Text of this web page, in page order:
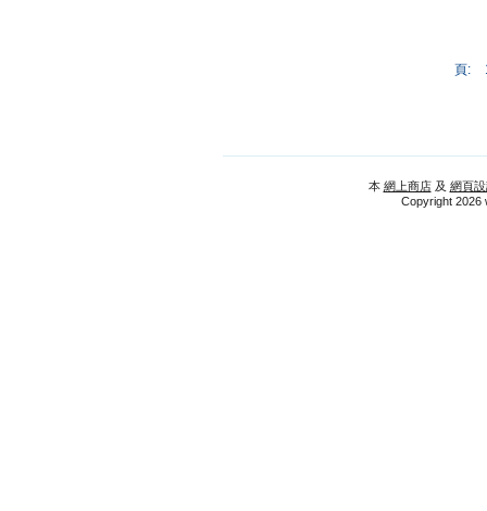
頁:
本 網上商店 及 網頁
Copyright 2026